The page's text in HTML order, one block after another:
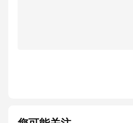
年轻人，部分患者有咳嗽、
抗酸染色阳性。部分患者居